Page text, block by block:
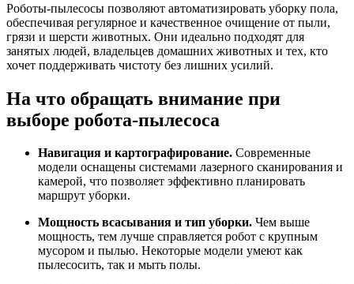
Роботы-пылесосы позволяют автоматизировать уборку пола,
обеспечивая регулярное и качественное очищение от пыли,
грязи и шерсти животных. Они идеально подходят для
занятых людей, владельцев домашних животных и тех, кто
хочет поддерживать чистоту без лишних усилий.
На что обращать внимание при
выборе робота-пылесоса
Навигация и картографирование. Современные
модели оснащены системами лазерного сканирования и
камерой, что позволяет эффективно планировать
маршрут уборки.
Мощность всасывания и тип уборки. Чем выше
мощность, тем лучше справляется робот с крупным
мусором и пылью. Некоторые модели умеют как
пылесосить, так и мыть полы.